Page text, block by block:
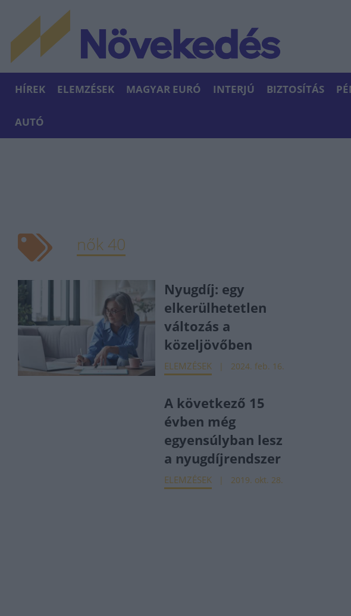
HÍREK ELEMZÉSEK MAGYAR EURÓ INTERJÚ BIZTOSÍTÁS
AUTÓ
nők 40
Nyugdíj: egy
elkerülhetetlen
változás a
közeljövőben
ELEMZÉSEK 2024. feb. 16.
A következő 15
évben még
egyensúlyban lesz
a nyugdíjrendszer
ELEMZÉSEK 2019. okt. 28.